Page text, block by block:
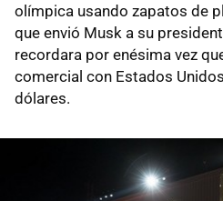
olímpica usando zapatos de
que envió Musk a su
recordara por enésima vez
comercial con Estados
dólares.